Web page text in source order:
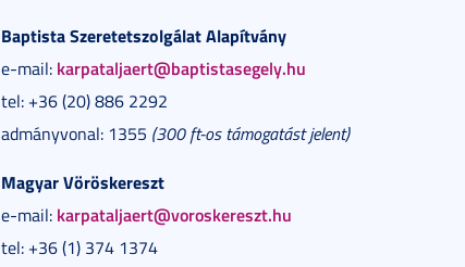
Baptista Szeretetszolgálat Alapítvány
e-mail: karpataljaert@baptistasegely.hu
tel: +36 (20) 886 2292
admányvonal: 1355 (300 ft-os támogatást jelent)
Magyar Vöröskereszt
e-mail: karpataljaert@voroskereszt.hu
tel: +36 (1) 374 1374